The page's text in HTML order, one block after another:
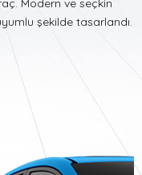
Modern ve seçkin
şekilde tasarlandı.